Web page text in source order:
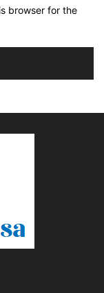
browser for the